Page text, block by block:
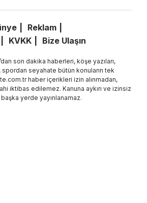
Reklam
KVKK Bize Ulaşın
son dakika haberleri, köşe yazıları,
seyahate bütün konuların tek
haber içerikleri izin alınmadan,
iktibas edilemez. Kanuna aykırı ve izinsiz
yerde yayınlanamaz.